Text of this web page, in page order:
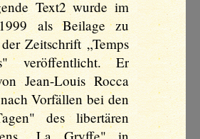
Text2 wurde im
als Beilage zu
Zeitschrift „Temps
veröffentlicht. Er
Jean-Louis Rocca
Vorfällen bei den
des libertären